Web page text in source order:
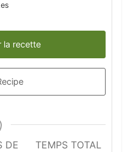
la recette
DE
TEMPS TOTAL